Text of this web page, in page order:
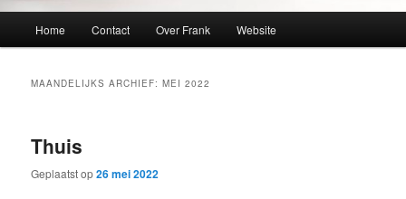
Home Contact Over Frank Website
MAANDELIJKS ARCHIEF:MEI 2022
Thuis
Geplaatst op26 mei 2022